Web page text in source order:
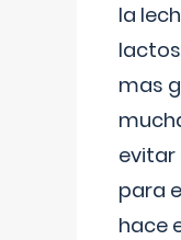
la
mas
evitar
para
hace